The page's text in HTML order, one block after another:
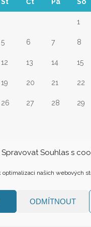
Spravovat Souhlas s
optimalizaci našich webových
ODMÍTNOUT
1
5 6 7 8
12 13 14 15
19 20 21 22
26 27 28 29